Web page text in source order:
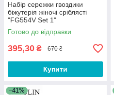
Набір сережки гвоздики
біжутерія жіночі сріблясті
"FG554V Set 1"
Готово до відправки
395,30 ₴ 670 ₴
Купити
–41%